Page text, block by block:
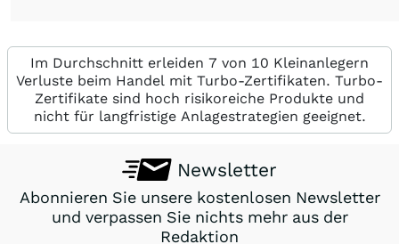
Im Durchschnitt erleiden 7 von 10 Kleinanlegern
Verluste beim Handel mit Turbo-Zertifikaten. Turbo-
Zertifikate sind hoch risikoreiche Produkte und
nicht für langfristige Anlagestrategien geeignet.
Newsletter
Abonnieren Sie unsere kostenlosen Newsletter
und verpassen Sie nichts mehr aus der
Redaktion